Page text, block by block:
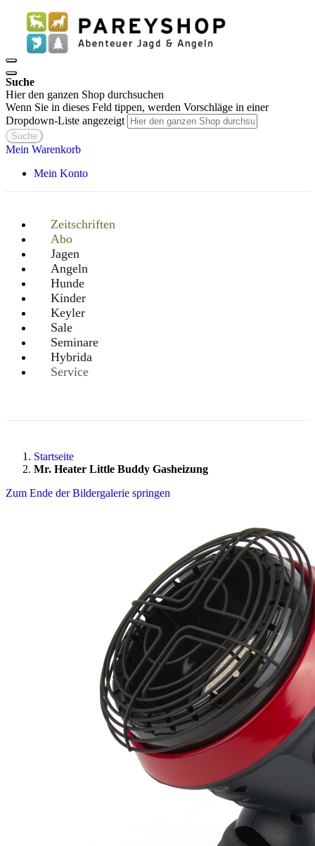
Suche
Hier den ganzen Shop durchsuchen
Wenn Sie in dieses Feld tippen, werden Vorschläge in einer
Dropdown-Liste angezeigt
Suche
Mein Warenkorb
Mein Konto
Zeitschriften
Abo
Jagen
Angeln
Hunde
Kinder
Keyler
Sale
Seminare
Hybrida
Service
Startseite
Mr. Heater Little Buddy Gasheizung
Zum Ende der Bildergalerie springen